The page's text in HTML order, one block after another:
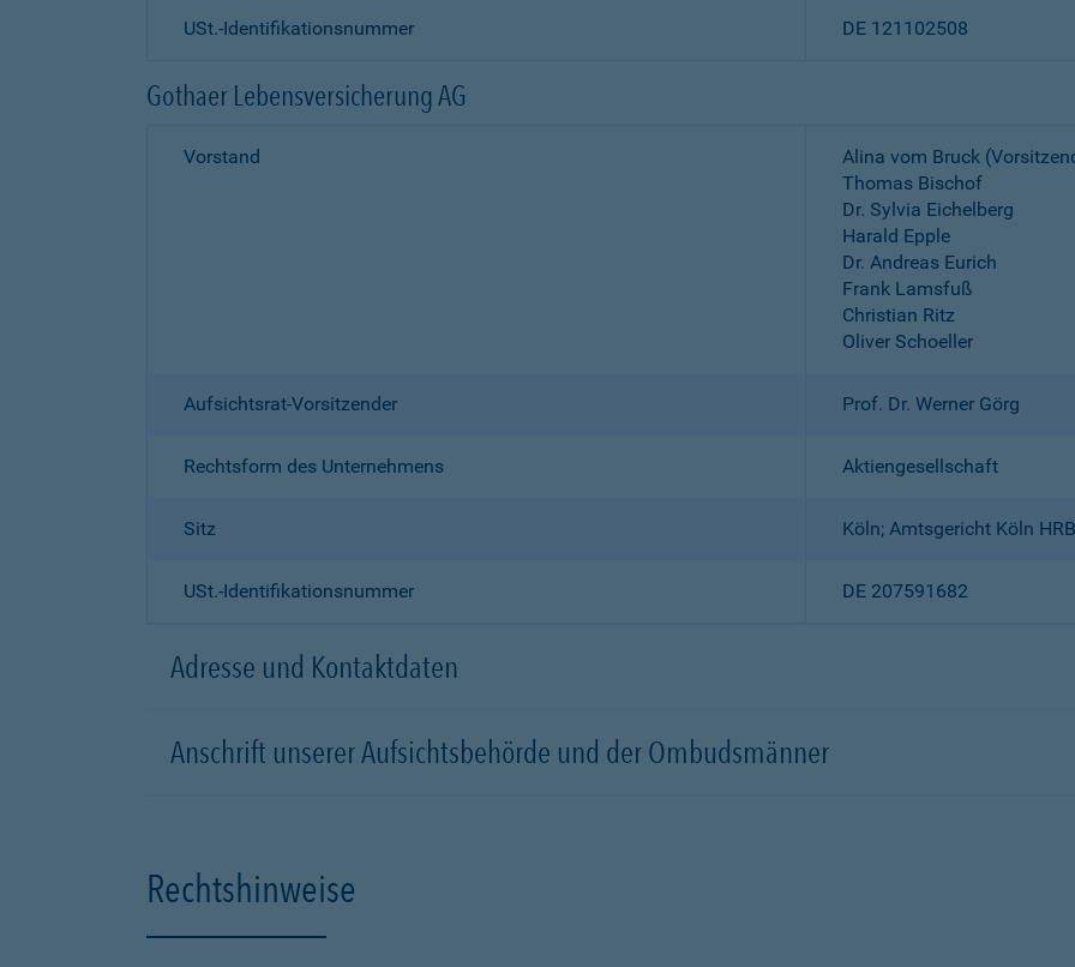
USt.-Identifikationsnummer DE 121102508
Gothaer Lebensversicherung AG
Vorstand
Alina vom Bruck
Thomas Bischof
Dr. Sylvia Eichelberg
Harald Epple
Dr. Andreas Eurich
Frank Lamsfuß
Christian Ritz
Oliver Schoeller
Aufsichtsrat-Vorsitzender Prof. Dr. Werner Görg
Rechtsform des Unternehmens Aktiengesellschaft
Sitz Köln; Amtsgericht Köln
USt.-Identifikationsnummer DE 207591682
Adresse und Kontaktdaten
Anschrift unserer Aufsichtsbehörde und der Ombudsmänner
Rechtshinweise